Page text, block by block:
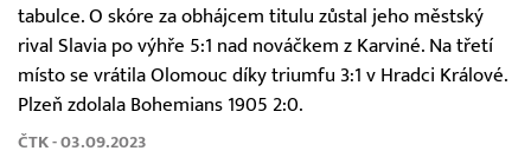
tabulce. O skóre za obhájcem titulu zůstal jeho městský
rival Slavia po výhře 5:1 nad nováčkem z Karviné. Na třetí
místo se vrátila Olomouc díky triumfu 3:1 v Hradci Králové.
Plzeň zdolala Bohemians 1905 2:0.
ČTK - 03.09.2023